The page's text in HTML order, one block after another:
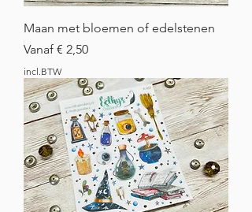
Maan met bloemen of edelstenen
Vanaf € 2,50
Verkoopprijs
incl.BTW